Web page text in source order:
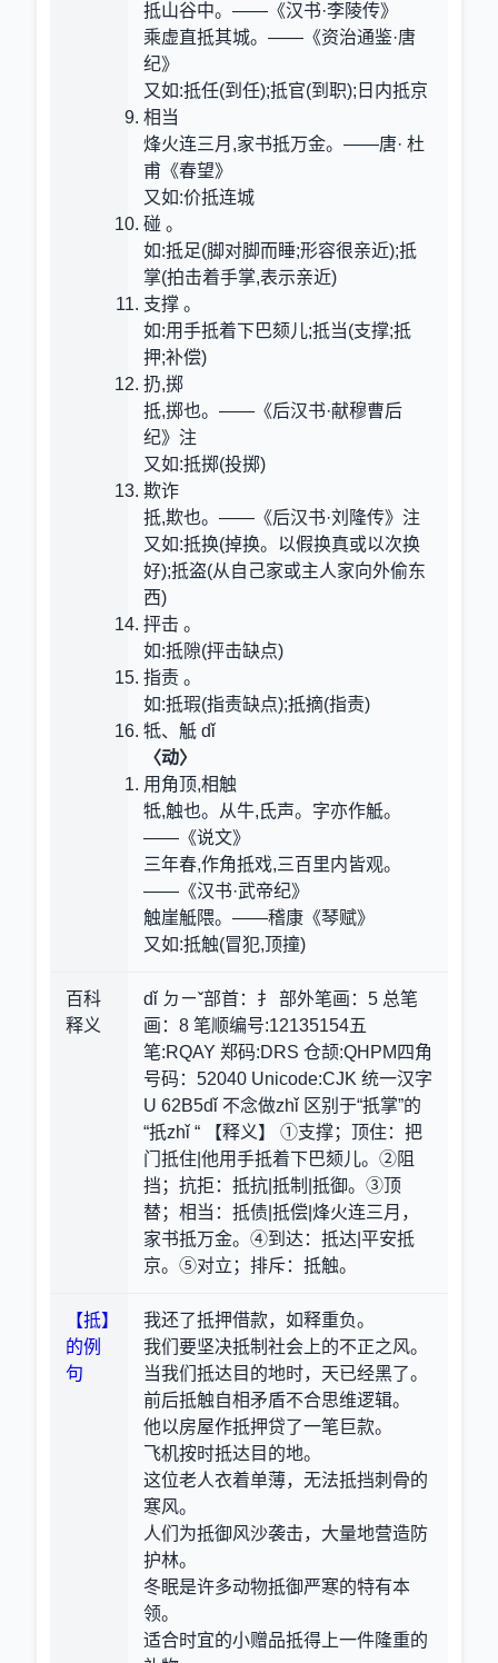
抵山谷中。——《汉书·李陵传》
乘虚直抵其城。——《资治通鉴·唐
纪》
又如:抵任(到任);抵官(到职);日内抵京
相当
烽火连三月,家书抵万金。——唐· 杜
甫《春望》
又如:价抵连城
碰 。
如:抵足(脚对脚而睡;形容很亲近);抵
掌(拍击着手掌,表示亲近)
支撑 。
如:用手抵着下巴颏儿;抵当(支撑;抵
押;补偿)
扔,掷
抵,掷也。——《后汉书·献穆曹后
纪》注
又如:抵掷(投掷)
欺诈
抵,欺也。——《后汉书·刘隆传》注
又如:抵换(掉换。以假换真或以次换
好);抵盗(从自己家或主人家向外偷东
西)
抨击 。
如:抵隙(抨击缺点)
指责 。
如:抵瑕(指责缺点);抵摘(指责)
牴、觝 dǐ
〈动〉
用角顶,相触
牴,触也。从牛,氐声。字亦作觝。
——《说文》
三年春,作角抵戏,三百里内皆观。
——《汉书·武帝纪》
触崖觝隈。——稽康《琴赋》
又如:抵触(冒犯,顶撞)
百科
释义
dǐ ㄉㄧˇ部首：扌 部外笔画：5 总笔
画：8 笔顺编号:12135154五
笔:RQAY 郑码:DRS 仓颉:QHPM四角
号码：52040 Unicode:CJK 统一汉字
U 62B5dǐ 不念做zhǐ 区别于“扺掌”的
“扺zhǐ “ 【释义】 ①支撑；顶住：把
门抵住|他用手抵着下巴颏儿。②阻
挡；抗拒：抵抗|抵制|抵御。③顶
替；相当：抵债|抵偿|烽火连三月，
家书抵万金。④到达：抵达|平安抵
京。⑤对立；排斥：抵触。
【抵】
的例
句
我还了抵押借款，如释重负。
我们要坚决抵制社会上的不正之风。
当我们抵达目的地时，天已经黑了。
前后抵触自相矛盾不合思维逻辑。
他以房屋作抵押贷了一笔巨款。
飞机按时抵达目的地。
这位老人衣着单薄，无法抵挡刺骨的
寒风。
人们为抵御风沙袭击，大量地营造防
护林。
冬眠是许多动物抵御严寒的特有本
领。
适合时宜的小赠品抵得上一件隆重的